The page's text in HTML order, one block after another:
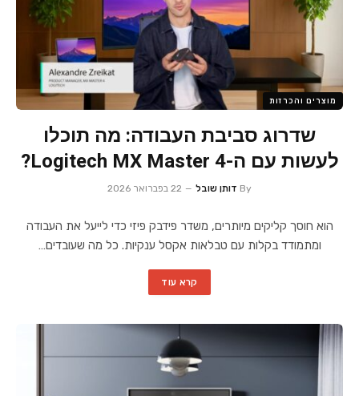
מוצרים והכרזות
שדרוג סביבת העבודה: מה תוכלו
לעשות עם ה-Logitech MX Master 4?
By דותן שובל 22 בפברואר 2026
הוא חוסך קליקים מיותרים, משדר פידבק פיזי כדי לייעל את העבודה
ומתמודד בקלות עם טבלאות אקסל ענקיות. כל מה שעובדים…
קרא עוד